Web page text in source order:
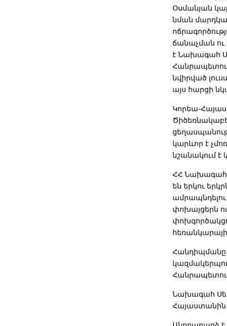
Օսմանյան
նման
ճանաչման
է Նախագահ
նվիրված
այս հարցի
Կորեա-
կարևոր է
նշանակում է
ՀՀ
են երկու
փոխայցերն
Հանդիպմանը
Նախագահ
Հայաստանին